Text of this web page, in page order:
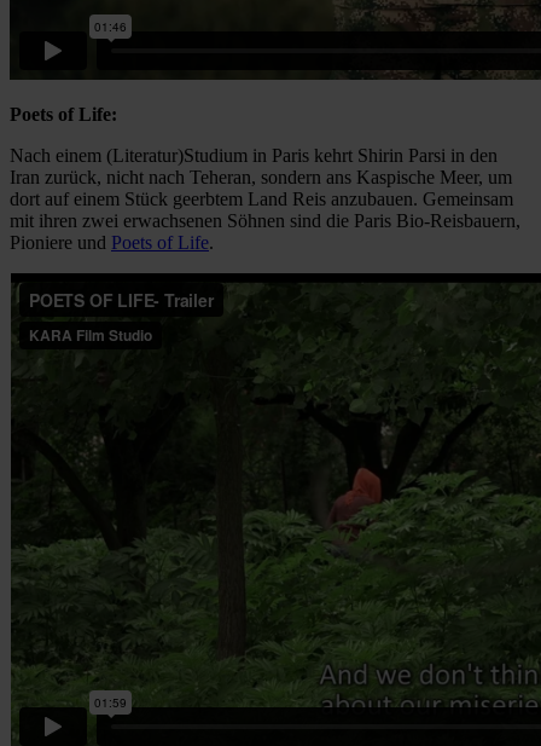
Poets of Life:
Nach einem (Literatur)Studium in Paris kehrt Shirin Parsi in den
Iran zurück, nicht nach Teheran, sondern ans Kaspische Meer, um
dort auf einem Stück geerbtem Land Reis anzubauen. Gemeinsam
mit ihren zwei erwachsenen Söhnen sind die Paris Bio-Reisbauern,
Pioniere und Poets of Life.